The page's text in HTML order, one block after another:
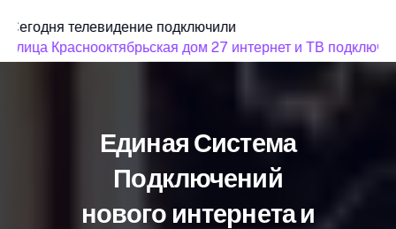
Сегодня телевидение подключили
улица Краснооктябрьская дом 27 интернет и ТВ
Единая Система
Подключений
нового интернета и